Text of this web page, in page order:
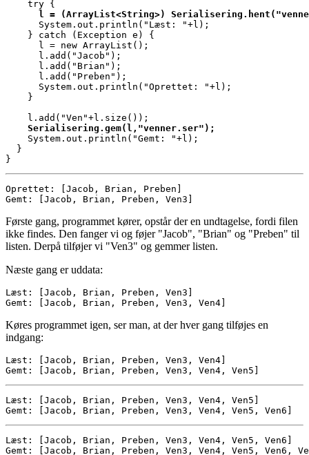
l = (ArrayList<String>)
System.out.println("Læst: "+l);
    } catch (Exception e) {
      l = new ArrayList();
      l.add("Jacob");
      l.add("Brian");
      l.add("Preben");
      System.out.println("Oprettet: "+l);
    }
    Serialisering.gem(l,"venner.ser");
System.out.println("Gemt: "+l);
  }
}
Oprettet: [Jacob, Brian, Preben]
Gemt: [Jacob, Brian, Preben, Ven3]
Første gang, programmet kører, opstår der en undtagelse, fordi filen
ikke findes. Den fanger vi og føjer "Jacob", "Brian" og "Preben" til
listen. Derpå tilføjer vi "Ven3" og gemmer listen.
Næste gang er uddata:
Læst: [Jacob, Brian, Preben, Ven3]
Gemt: [Jacob, Brian, Preben, Ven3, Ven4]
Køres programmet igen, ser man, at der hver gang tilføjes en
indgang:
Læst: [Jacob, Brian, Preben, Ven3, Ven4]
Gemt: [Jacob, Brian, Preben, Ven3, Ven4, Ven5]
Læst: [Jacob, Brian, Preben, Ven3, Ven4, Ven5]
Gemt: [Jacob, Brian, Preben, Ven3, Ven4, Ven5, Ven6]
Læst: [Jacob, Brian, Preben, Ven3, Ven4, Ven5, Ven6]
Gemt: [Jacob, Brian, Preben, Ven3, Ven4, Ven5, Ven6,